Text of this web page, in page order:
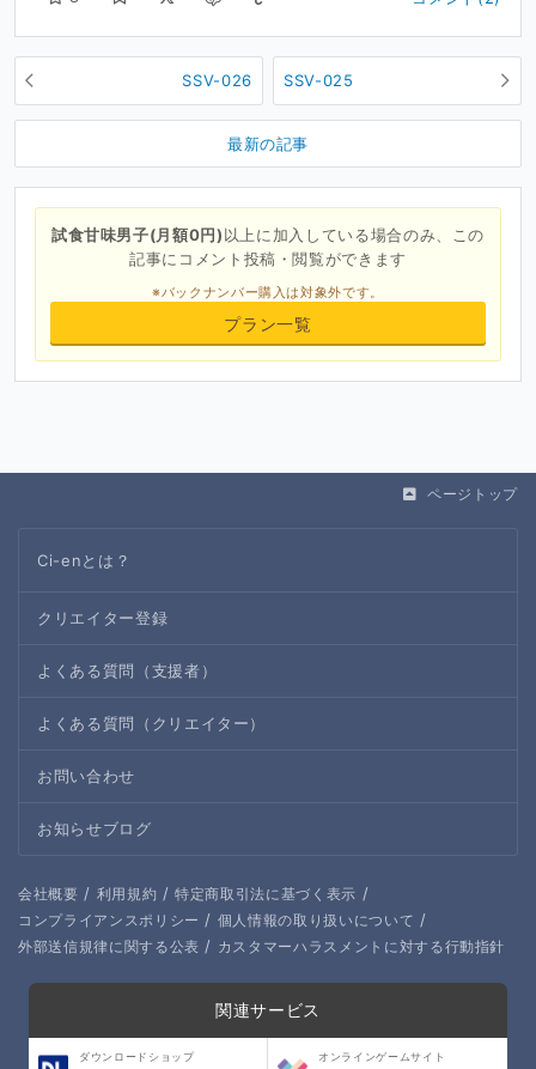
SSV-026 SSV-025
最新の記事
試食甘味男子(月額0円)以上に加入している場合のみ、この
記事にコメント投稿・閲覧ができます
※バックナンバー購入は対象外です。
プラン一覧
ページトップ
Ci-enとは？
クリエイター登録
よくある質問（支援者）
よくある質問（クリエイター）
お問い合わせ
お知らせブログ
会社概要 / 利用規約 / 特定商取引法に基づく表示 /
コンプライアンスポリシー / 個人情報の取り扱いについて /
外部送信規律に関する公表 / カスタマーハラスメントに対する行動指針
関連サービス
ダウンロードショップ オンラインゲームサイト